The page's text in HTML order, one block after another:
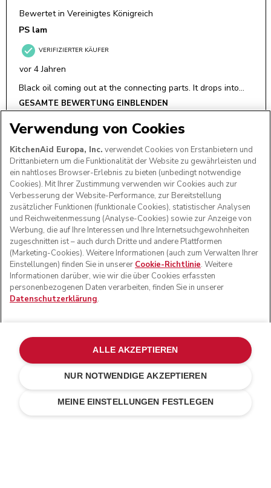
€ 367,20 Kosten einsparen€ 91,80
Verwendung von Cookies
KitchenAid Europa, Inc. verwendet Cookies von Erstanbietern und
Drittanbietern um die Funktionalität der Website zu gewährleisten und
ein nahtloses Browser-Erlebnis zu bieten (unbedingt notwendige
Cookies). Mit Ihrer Zustimmung verwenden wir Cookies auch zur
Verbesserung der Website-Performance, zur Bereitstellung
zusätzlicher Funktionen (funktionale Cookies), statistischer Analysen
und Reichweitenmessung (Analyse-Cookies) sowie zur Anzeige von
Werbung, die auf Ihre Interessen und Ihre Internetsuchgewohnheiten
zugeschnitten ist – auch durch Dritte und andere Plattformen
(Marketing-Cookies). Weitere Informationen (auch zum Verwalten Ihrer
Einstellungen) finden Sie in unserer Cookie-Richtlinie. Weitere
Informationen darüber, wie wir die über Cookies erfassten
personenbezogenen Daten verarbeiten, finden Sie in unserer
Datenschutzerklärung.
MEINE EINSTELLUNGEN FESTLEGEN
NUR NOTWENDIGE AKZEPTIEREN
ALLE AKZEPTIEREN